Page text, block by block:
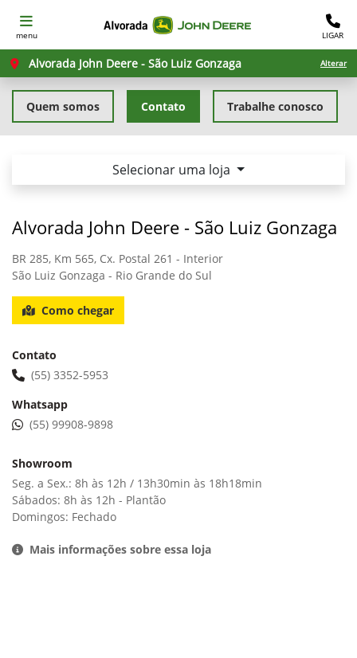
menu LIGAR
Alvorada John Deere - São Luiz Gonzaga Alterar
Quem somos Contato Trabalhe conosco
Selecionar uma loja
Alvorada John Deere - São Luiz Gonzaga
BR 285, Km 565, Cx. Postal 261 - Interior
São Luiz Gonzaga - Rio Grande do Sul
Como chegar
Contato
(55) 3352-5953
Whatsapp
(55) 99908-9898
Showroom
Seg. a Sex.: 8h às 12h / 13h30min às 18h18min
Sábados: 8h às 12h - Plantão
Domingos: Fechado
Mais informações sobre essa loja